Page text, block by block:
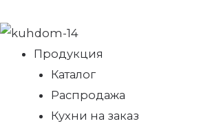
Продукция
Каталог
Распродажа
Кухни на заказ